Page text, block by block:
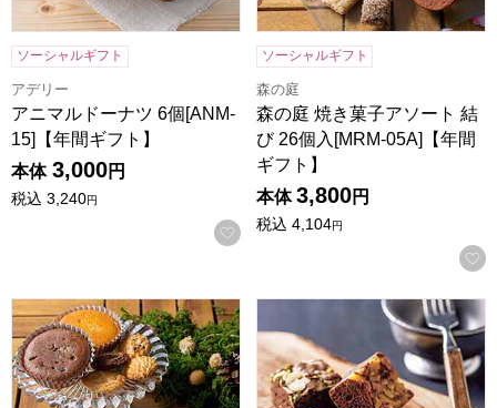
ソーシャルギフト
アデリー
アニマルドーナツ 6個[ANM-
15]【年間ギフト】
本体 3,000円
税込 3,240円
お気に入りに登録する
ソーシャルギフト
森の庭
森の庭 焼き菓子アソート 結
び 26個入[MRM-05A]【年間
ギフト】
本体 3,800円
税込 4,104円
森の庭 焼き菓子アソート 恵み 21個入[MRM-04A]【年間ギフ
ホシフルーツ ナッツとドラ